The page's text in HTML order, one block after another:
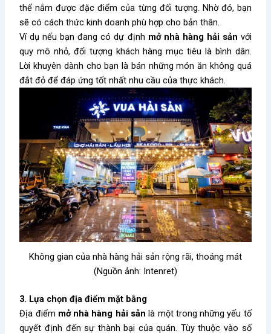
thể nắm được đặc điểm của từng đối tượng. Nhờ đó, bạn
sẽ có cách thức kinh doanh phù hợp cho bản thân.
Ví dụ nếu bạn đang có dự định mở nhà hàng hải sản với
quy mô nhỏ, đối tượng khách hàng mục tiêu là bình dân.
Lời khuyên dành cho bạn là bán những món ăn không quá
đắt đỏ để đáp ứng tốt nhất nhu cầu của thực khách.
Không gian của nhà hàng hải sản rộng rãi, thoáng mát
(Nguồn ảnh: Intenret)
3. Lựa chọn địa điểm mặt bằng
Địa điểm mở nhà hàng hải sản là một trong những yếu tố
quyết định đến sự thành bại của quán. Tùy thuộc vào số